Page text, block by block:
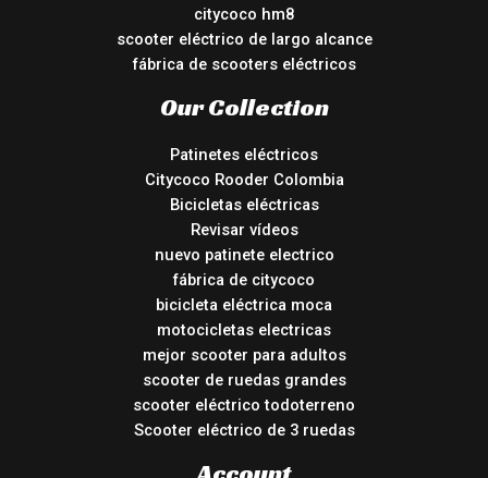
citycoco hm8
scooter eléctrico de largo alcance
fábrica de scooters eléctricos
Our Collection
Patinetes eléctricos
Citycoco Rooder Colombia
Bicicletas eléctricas
Revisar vídeos
nuevo patinete electrico
fábrica de citycoco
bicicleta eléctrica moca
motocicletas electricas
mejor scooter para adultos
scooter de ruedas grandes
scooter eléctrico todoterreno
Scooter eléctrico de 3 ruedas